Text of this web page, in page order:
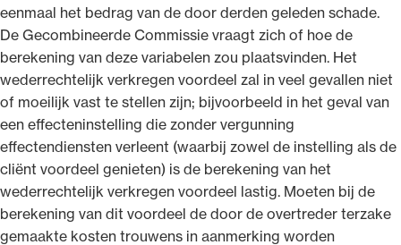
eenmaal het bedrag van de door derden geleden schade.
De Gecombineerde Commissie vraagt zich of hoe de
berekening van deze variabelen zou plaatsvinden. Het
wederrechtelijk verkregen voordeel zal in veel gevallen niet
of moeilijk vast te stellen zijn; bijvoorbeeld in het geval van
een effecteninstelling die zonder vergunning
effectendiensten verleent (waarbij zowel de instelling als de
cliënt voordeel genieten) is de berekening van het
wederrechtelijk verkregen voordeel lastig. Moeten bij de
berekening van dit voordeel de door de overtreder terzake
gemaakte kosten trouwens in aanmerking worden